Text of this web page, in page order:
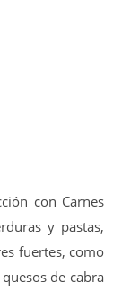
con Carnes
y pastas,
fuertes, como
de cabra